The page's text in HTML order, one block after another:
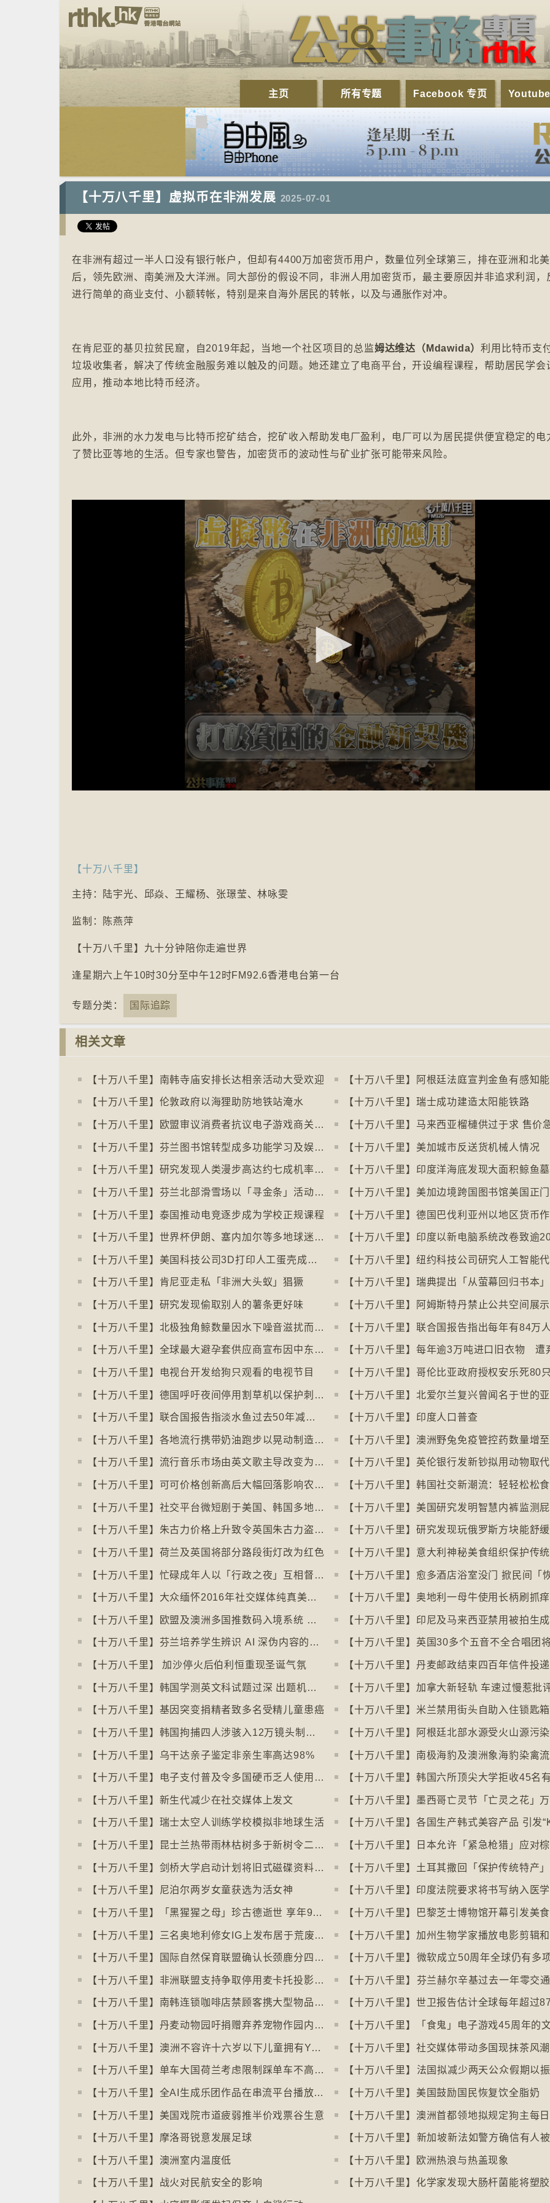
主页 所有专题 Facebook 专页
【十万八千里】⁠虚拟币在非洲发展 2025-07-01
在非洲有超过一半人口没有银行帐户，但却有4400万加密货币用户，数量位列全球第三，排在亚洲和北美
后，领先欧洲、南美洲及大洋洲。同大部份的假设不同，非洲人用加密货币，最主要原因并非追求利润，
进行简单的商业支付、小额转帐，特别是来自海外居民的转帐，以及与通胀作对冲。
在肯尼亚的基贝拉贫民窟，自2019年起，当地一个社区项目的总监姆达维达（Mdawida）利用比特币支
垃圾收集者，解决了传统金融服务难以触及的问题。她还建立了电商平台，开设编程课程，帮助居民学会
应用，推动本地比特币经济。
此外，非洲的水力发电与比特币挖矿结合，挖矿收入帮助发电厂盈利，电厂可以为居民提供便宜稳定的电
了赞比亚等地的生活。但专家也警告，加密货币的波动性与矿业扩张可能带来风险。
【十万八千里】
主持：陆宇光、邱焱、王耀杨、张璟莹、林咏雯
监制：陈燕萍
【十万八千里】九十分钟陪你走遍世界
逢星期六上午10时30分至中午12时FM92.6香港电台第一台
专题分类： 国际追踪
相关文章
【十万八千里】南韩寺庙安排长达相亲活动大受欢迎
【十万八千里】伦敦政府以海狸助防地铁站淹水 【十万八千里】瑞士成功建造太阳能铁路
【十万八千里】欧盟审议消费者抗议电子游戏商关闭伺服器 【十万八千里】马来西亚榴槤供过于求 售价
【十万八千里】芬兰图书馆转型成多功能学习及娱乐中心 【十万八千里】美加城市反送货机械人情况
【十万八千里】研究发现人类漫步高达约七成机率「逆时针」行走 【十万八千里】印度洋海底发现大面积鲸鱼墓
【十万八千里】芬兰北部滑雪场以「寻金条」活动吸引游客
【十万八千里】泰国推动电竞逐步成为学校正规课程
【十万八千里】世界杯伊朗、塞内加尔等多地球迷入境美国极有可能被拒绝入境
【十万八千里】美国科技公司3D打印人工蛋壳成功孵化小鸡
【十万八千里】肯尼亚走私「非洲大头蚁」猖獗
【十万八千里】研究发现偷取别人的薯条更好味
【十万八千里】北极独角鲸数量因水下噪音滋扰而减少
【十万八千里】全球最大避孕套供应商宣布因中东战事涨价
【十万八千里】电视台开发给狗只观看的电视节目 【十万八千里】哥伦比亚政府授权安乐死80
【十万八千里】德国呼吁夜间停用割草机以保护刺猬等动物
【十万八千里】联合国报告指淡水鱼过去50年减少逾八成 【十万八千里】印度人口普查
【十万八千里】各地流行携带奶油跑步以晃动制造新鲜牛油 【十万八千里】澳洲野兔免疫管控药数量增
【十万八千里】流行音乐市场由英文歌主导改变为多国语言歌曲
【十万八千里】可可价格创新高后大幅回落影响农民生计 【十万八千里】韩国社交新潮流：轻轻松松
【十万八千里】社交平台微短剧于美国、韩国多地掀热潮
【十万八千里】朱古力价格上升致令英国朱古力盗窃案高升
【十万八千里】荷兰及英国将部分路段街灯改为红色
【十万八千里】忙碌成年人以「行政之夜」互相督促完成搁置私务
【十万八千里】大众缅怀2016年社交媒体纯真美好体验
【十万八千里】欧盟及澳洲多国推数码入境系统 毋须护照盖章
【十万八千里】芬兰培养学生辨识 AI 深伪内容的能力
【十万八千里】 加沙停火后伯利恒重现圣诞气氛 【十万八千里】丹麦邮政结束四百年信件投
【十万八千里】韩国学测英文科试题过深 出题机构院长引咎辞职 【十万八千里】加拿大新轻轨 车速过慢惹批
【十万八千里】基因突变捐精者致多名受精儿童患癌
【十万八千里】韩国拘捕四人涉骇入12万镜头制色情内容
【十万八千里】乌干达亲子鉴定非亲生率高达98%
【十万八千里】电子支付普及令多国硬币乏人使用甚至停产
【十万八千里】新生代减少在社交媒体上发文
【十万八千里】瑞士太空人训练学校模拟非地球生活
【十万八千里】昆士兰热带雨林枯树多于新树令二氧化碳释出量多于吸收量
【十万八千里】剑桥大学启动计划将旧式磁碟资料存档
【十万八千里】尼泊尔两岁女童获选为活女神 【十万八千里】印度法院要求将书写纳入医
【十万八千里】「黑猩猩之母」珍古德逝世 享年91岁
【十万八千里】三名奥地利修女IG上发布居于荒废修道院情况结果广受欢迎
【十万八千里】国际自然保育联盟确认长颈鹿分四个品种有助制订保育方案
【十万八千里】非洲联盟支持争取停用麦卡托投影法地点
【十万八千里】南韩连锁咖啡店禁顾客携大型物品以减少长期占位办公情况
【十万八千里】丹麦动物园吁捐赠弃养宠物作园内动物食粮
【十万八千里】⁠澳洲不容许十六岁以下儿童拥有YOUTUBE帐户 【十万八千里】社交媒体带动多国现抹茶风潮
【十万八千里】单车大国荷兰考虑限制踩单车不高于时速廿五公里 【十万八千里】⁠法国拟减少两天公众假期以
【十万八千里】全AI生成乐团作品在串流平台播放率累积过百万 【十万八千里】美国鼓励国民恢复饮全脂奶
【十万八千里】美国戏院市道疲弱推半价戏票谷生意
【十万八千里】摩洛哥锐意发展足球
【十万八千里】澳洲室内温度低 【十万八千里】欧洲热浪与热盖现象
【十万八千里】战火对民航安全的影响